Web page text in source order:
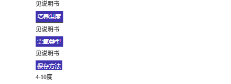
见说明书
见说明书
见说明书
4-10度